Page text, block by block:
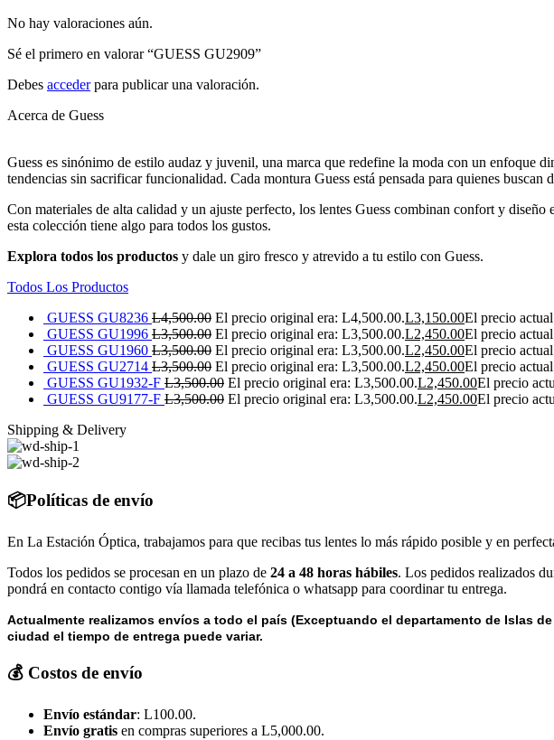
No hay valoraciones aún.
Sé el primero en valorar “GUESS GU2909”
Debes accederpara publicar una valoración.
Acerca de Guess
Guess es sinónimo de estilo audaz y juvenil, una marca que redefine la moda con un enfoque
tendencias sin sacrificar funcionalidad. Cada montura Guess está pensada para quienes buscan
Con materiales de alta calidad y un ajuste perfecto, los lentes Guess combinan confort y
esta colección tiene algo para todos los gustos.
Explora todos los productos y dale un giro fresco y atrevido a tu estilo con Guess.
Todos Los Productos
GUESS GU8236 L4,500.00 El precio original era: L4,500.00.L3,150.00El precio
GUESS GU1996 L3,500.00 El precio original era: L3,500.00.L2,450.00El precio
GUESS GU1960 L3,500.00 El precio original era: L3,500.00.L2,450.00El precio
GUESS GU2714 L3,500.00 El precio original era: L3,500.00.L2,450.00El precio
GUESS GU1932-F L3,500.00 El precio original era: L3,500.00.L2,450.00El precio
GUESS GU9177-F L3,500.00 El precio original era: L3,500.00.L2,450.00El precio
Shipping & Delivery
📦Políticas de envío
En La Estación Óptica, trabajamos para que recibas tus lentes lo más rápido posible y en
Todos los pedidos se procesan en un plazo de 24 a 48 horas hábiles. Los pedidos realizados
pondrá en contacto contigo vía llamada telefónica o whatsapp para coordinar tu entrega.
Actualmente realizamos envíos a todo el país (Exceptuando el departamento de Islas de
ciudad el tiempo de entrega puede variar.
💰 Costos de envío
Envío estándar: L100.00.
Envío gratis en compras superiores a L5,000.00.